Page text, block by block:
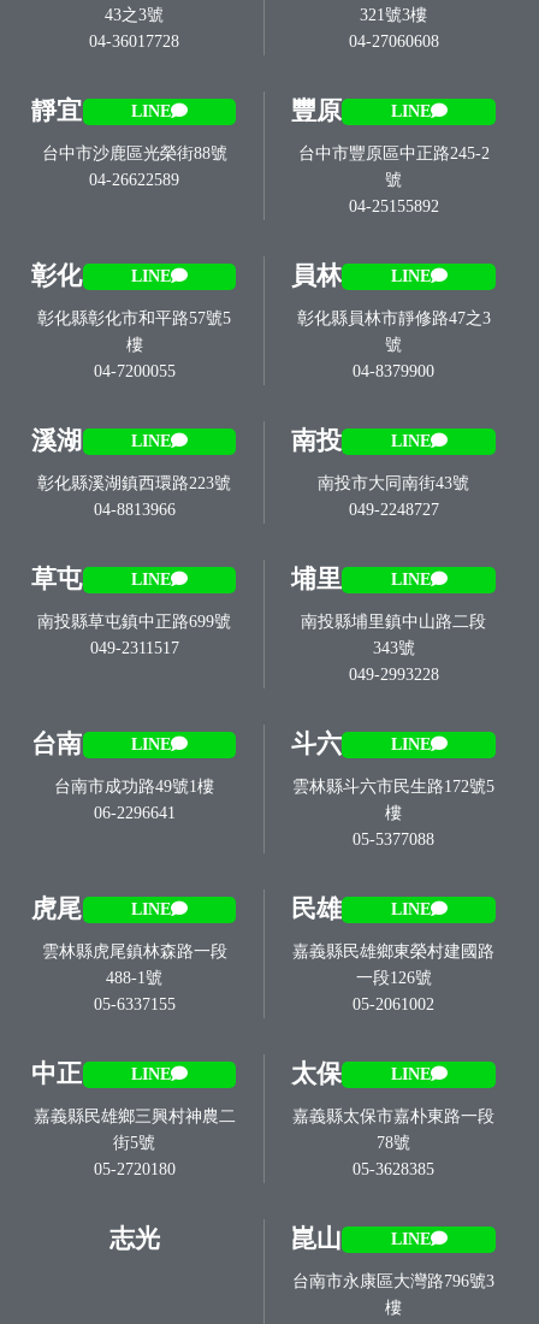
43之3號
04-36017728
321號3樓
04-27060608
靜宜 LINE
台中市沙鹿區光榮街88號
04-26622589
豐原 LINE
台中市豐原區中正路245-2
號
04-25155892
彰化 LINE
彰化縣彰化市和平路57號5
樓
04-7200055
員林 LINE
彰化縣員林市靜修路47之3
號
04-8379900
溪湖 LINE
彰化縣溪湖鎮西環路223號
04-8813966
南投 LINE
南投市大同南街43號
049-2248727
草屯 LINE
南投縣草屯鎮中正路699號
049-2311517
埔里 LINE
南投縣埔里鎮中山路二段
343號
049-2993228
台南 LINE
台南市成功路49號1樓
06-2296641
斗六 LINE
雲林縣斗六市民生路172號5
樓
05-5377088
虎尾 LINE
雲林縣虎尾鎮林森路一段
488-1號
05-6337155
民雄 LINE
嘉義縣民雄鄉東榮村建國路
一段126號
05-2061002
中正 LINE
嘉義縣民雄鄉三興村神農二
街5號
05-2720180
太保 LINE
嘉義縣太保市嘉朴東路一段
78號
05-3628385
志光 崑山 LINE
台南市永康區大灣路796號3
樓